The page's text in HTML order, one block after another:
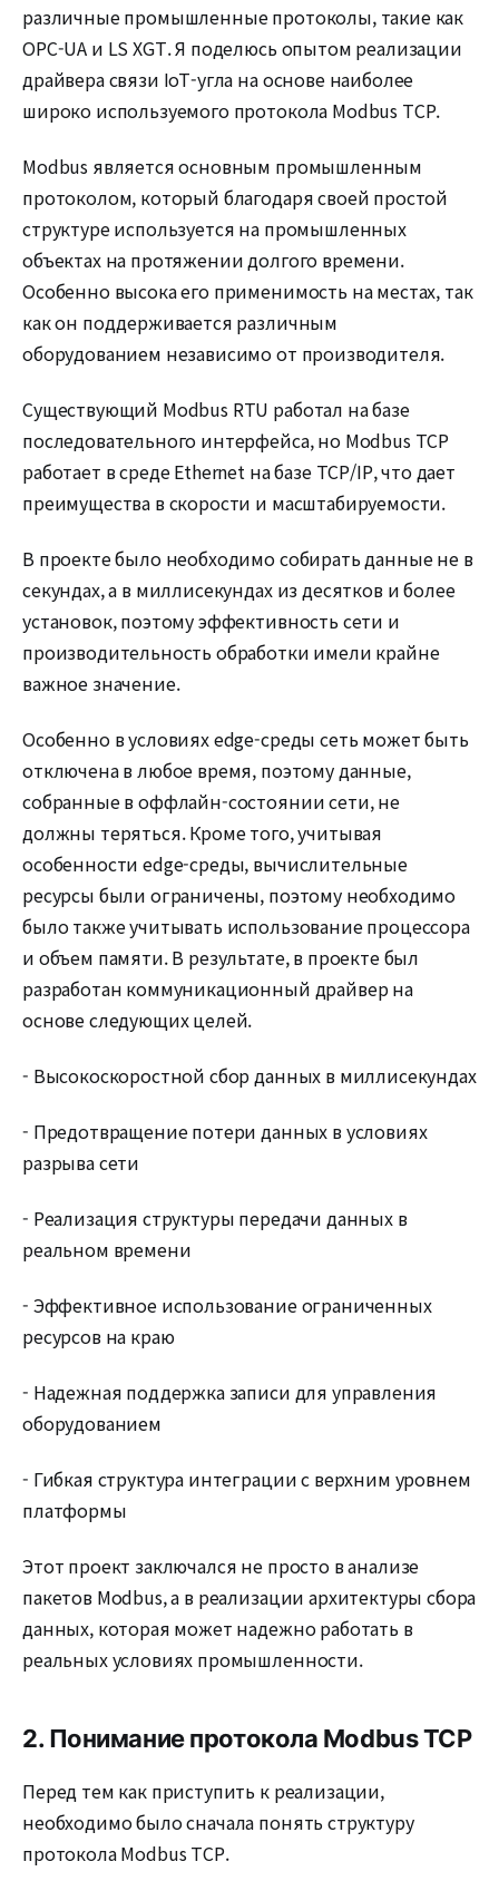
различные промышленные протоколы, такие как
OPC-UA и LS XGT. Я поделюсь опытом реализации
драйвера связи IoT-угла на основе наиболее
широко используемого протокола Modbus TCP.
Modbus является основным промышленным
протоколом, который благодаря своей простой
структуре используется на промышленных
объектах на протяжении долгого времени.
Особенно высока его применимость на местах, так
как он поддерживается различным
оборудованием независимо от производителя.
Существующий Modbus RTU работал на базе
последовательного интерфейса, но Modbus TCP
работает в среде Ethernet на базе TCP/IP, что дает
преимущества в скорости и масштабируемости.
В проекте было необходимо собирать данные не в
секундах, а в миллисекундах из десятков и более
установок, поэтому эффективность сети и
производительность обработки имели крайне
важное значение.
Особенно в условиях edge-среды сеть может быть
отключена в любое время, поэтому данные,
собранные в оффлайн-состоянии сети, не
должны теряться. Кроме того, учитывая
особенности edge-среды, вычислительные
ресурсы были ограничены, поэтому необходимо
было также учитывать использование процессора
и объем памяти. В результате, в проекте был
разработан коммуникационный драйвер на
основе следующих целей.
- Высокоскоростной сбор данных в миллисекундах
- Предотвращение потери данных в условиях
разрыва сети
- Реализация структуры передачи данных в
реальном времени
- Эффективное использование ограниченных
ресурсов на краю
- Надежная поддержка записи для управления
оборудованием
- Гибкая структура интеграции с верхним уровнем
платформы
Этот проект заключался не просто в анализе
пакетов Modbus, а в реализации архитектуры сбора
данных, которая может надежно работать в
реальных условиях промышленности.
2. Понимание протокола Modbus TCP
Перед тем как приступить к реализации,
необходимо было сначала понять структуру
протокола Modbus TCP.